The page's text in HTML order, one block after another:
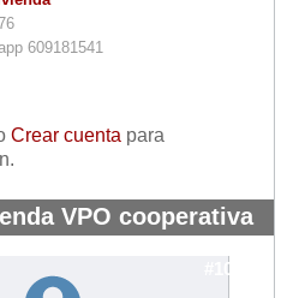
609181541
Crear cuenta para
VPO cooperativa
#10299